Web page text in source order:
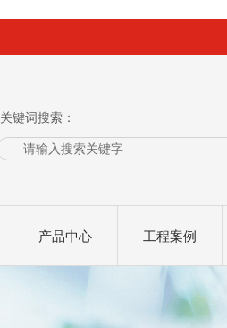
关键词搜索：
产品中心 工程案例